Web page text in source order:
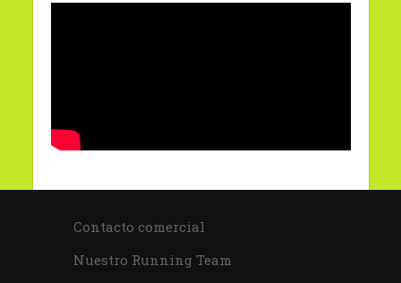
Contacto comercial
Nuestro Running Team